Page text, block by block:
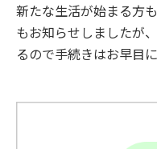
新たな生活が始まる方
もお知らせしましたが
るので手続きはお早目